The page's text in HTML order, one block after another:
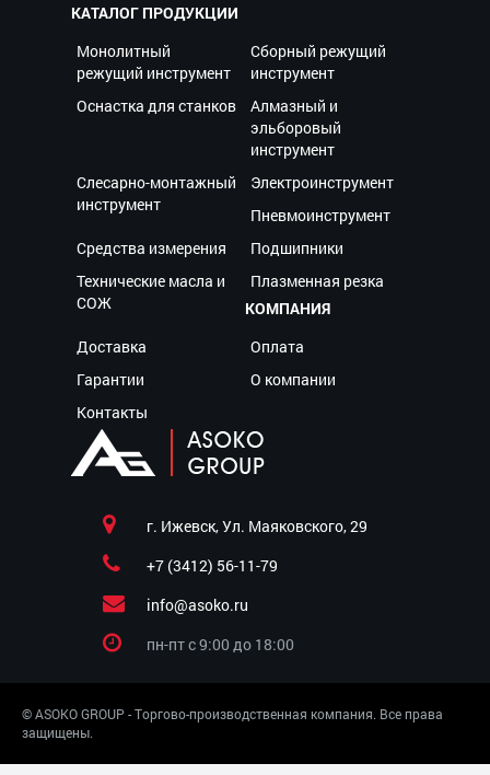
КАТАЛОГ ПРОДУКЦИИ
Монолитный
режущий инструмент
Сборный режущий
инструмент
Оснастка для станков
Алмазный и
эльборовый
инструмент
Слесарно-монтажный
инструмент
Электроинструмент
Пневмоинструмент
Средства измерения
Подшипники
Технические масла и
СОЖ
Плазменная резка
КОМПАНИЯ
Доставка
Оплата
Гарантии
О компании
Контакты
г. Ижевск, Ул. Маяковского, 29
+7 (3412) 56-11-79
info@asoko.ru
пн-пт c 9:00 до 18:00
© ASOKO GROUP - Торгово-производственная компания. Все права
защищены.